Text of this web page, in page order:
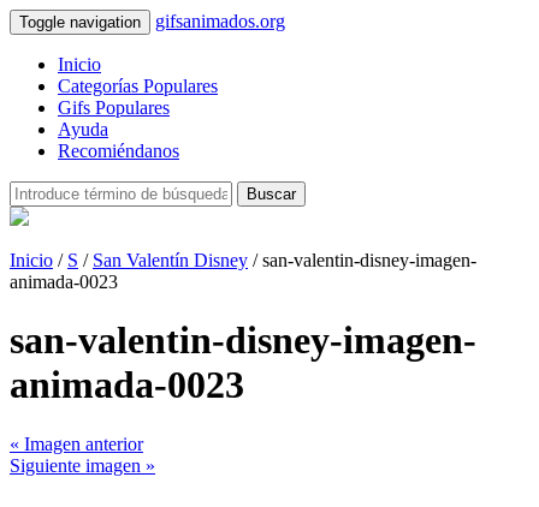
Toggle navigation gifsanimados.org
Inicio
Categorías Populares
Gifs Populares
Ayuda
Recomiéndanos
Buscar
Inicio / S / San Valentín Disney / san-valentin-disney-imagen-
animada-0023
san-valentin-disney-imagen-
animada-0023
« Imagen anterior
Siguiente imagen »